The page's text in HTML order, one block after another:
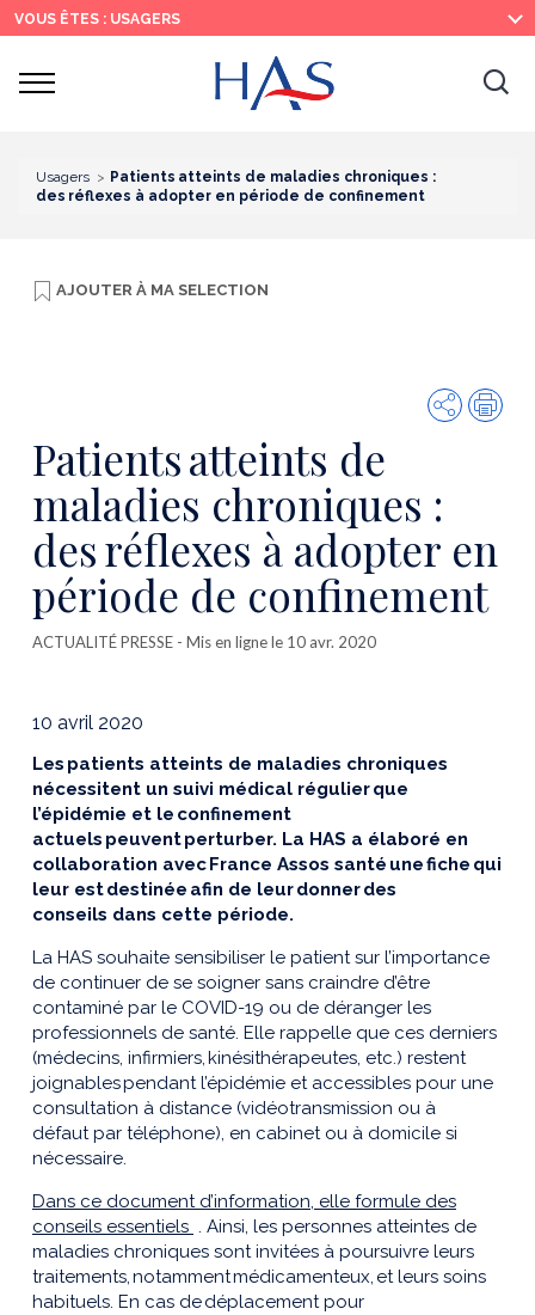
Recherche
Menu
principal
Contenu
principal
VOUS ÊTES : USAGERS
Ouvrir
Usagers
Patients atteints de maladies chroniques :
des réflexes à adopter en période de confinement
AJOUTER À MA SELECTION
Partager
Patients atteints de
maladies chroniques :
des réflexes à adopter en
période de confinement
ACTUALITÉ PRESSE - Mis en ligne le 10 avr. 2020
10 avril 2020
Les patients atteints de maladies chroniques
nécessitent un suivi médical régulier que
l’épidémie et le confinement
actuels peuvent perturber. La HAS a élaboré en
collaboration avec France Assos santé une fiche qui
leur est destinée afin de leur donnerdes
conseils dans cette période.
La HAS souhaite sensibiliser le patient sur l’importance
de continuer de se soigner sans craindre d’être
contaminé par le COVID-19 ou de déranger les
professionnels de santé. Elle rappelle que ces derniers
(médecins, infirmiers, kinésithérapeutes, etc.) restent
joignables pendant l’épidémie et accessibles pour une
consultation à distance (vidéotransmission ou à
défautpar téléphone), en cabinet ou à domicile si
nécessaire.
Dans ce document d’information, elle formule des
conseils essentiels . Ainsi, les personnes atteintes de
maladies chroniques sont invitées à poursuivre leurs
traitements, notamment médicamenteux, et leurs soins
habituels. En cas de déplacement pour